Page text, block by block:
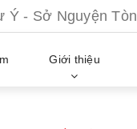
Sở Nguyện Tòng
Giới thiệu